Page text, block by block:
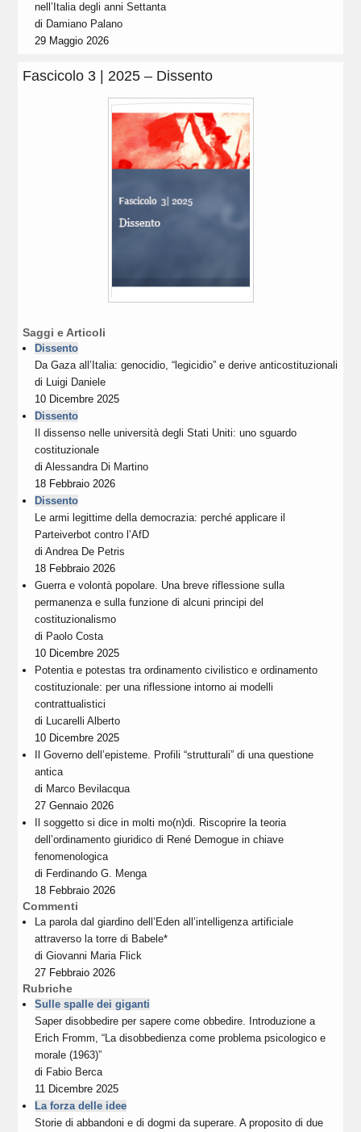
nell’Italia degli anni Settanta
di Damiano Palano
29 Maggio 2026
Fascicolo 3 | 2025 – Dissento
Saggi e Articoli
Dissento
Da Gaza all’Italia: genocidio, “legicidio” e derive anticostituzionali
di Luigi Daniele
10 Dicembre 2025
Dissento
Il dissenso nelle università degli Stati Uniti: uno sguardo
costituzionale
diAlessandra Di Martino
18 Febbraio 2026
Dissento
Le armi legittime della democrazia: perché applicare il
Parteiverbot contro l’AfD
diAndrea De Petris
18 Febbraio 2026
Guerra e volontà popolare. Una breve riflessione sulla
permanenza e sulla funzione di alcuni principi del
costituzionalismo
di Paolo Costa
10 Dicembre 2025
Potentia e potestas tra ordinamento civilistico e ordinamento
costituzionale: per una riflessione intorno ai modelli
contrattualistici
di Lucarelli Alberto
10 Dicembre 2025
Il Governo dell’episteme. Profili “strutturali” di una questione
antica
di Marco Bevilacqua
27 Gennaio 2026
Il soggetto si dice in molti mo(n)di. Riscoprire la teoria
dell’ordinamento giuridico di René Demogue in chiave
fenomenologica
di Ferdinando G. Menga
18 Febbraio 2026
Commenti
La parola dal giardino dell’Eden all’intelligenza artificiale
attraverso la torre di Babele*
diGiovanni Maria Flick
27 Febbraio 2026
Rubriche
Sulle spalle dei giganti
Saper disobbedire per sapere come obbedire. Introduzione a
Erich Fromm, “La disobbedienza come problema psicologico e
morale (1963)”
di Fabio Berca
11 Dicembre 2025
La forza delle idee
Storie di abbandoni e di dogmi da superare. A proposito di due